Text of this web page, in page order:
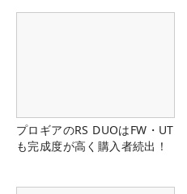
プロギアのRS DUOはFW・UT
も完成度が高く購入者続出！